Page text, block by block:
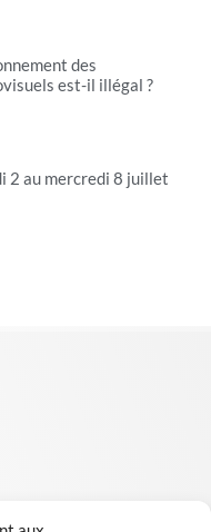
des
est-il illégal ?
2 au mercredi 8 juillet